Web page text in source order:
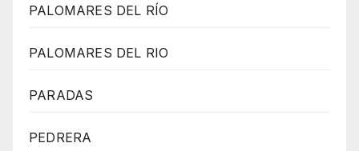
PALOMARES DEL RÍO
PALOMARES DEL RIO
PARADAS
PEDRERA